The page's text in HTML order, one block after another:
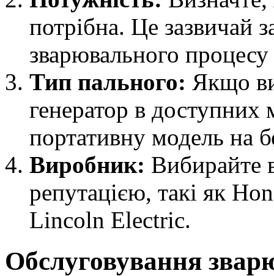
потрібна. Це зазвичай
зварювального
Тип пального: Якщо
генератор в доступних
портативну модель на
Виробник: Вибирайте
репутацією, такі як
Lincoln Electric.
Обслуговування